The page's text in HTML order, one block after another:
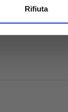
i cookie per
Rifiuta
e
Accedi